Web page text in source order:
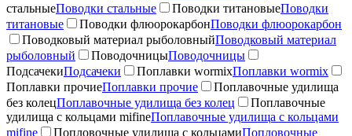
стальныеПоводки стальные Поводки титановыеПоводки
титановые
Поводки флюорокарбонПоводки флюорокарбон
Поводковый материал рыболовныйПоводковый материал
рыболовный
ПоводочницыПоводочницы
ПодсачекиПодсачеки Поплавки wormixПоплавки wormix
Поплавки прочиеПоплавки прочие
Поплавочные удилища
без колецПоплавочные удилища без колец
Поплавочные
удилища с кольцами mifineПоплавочные удилища с кольцами
mifine
Попловочные удилища с кольцамиПопловочные